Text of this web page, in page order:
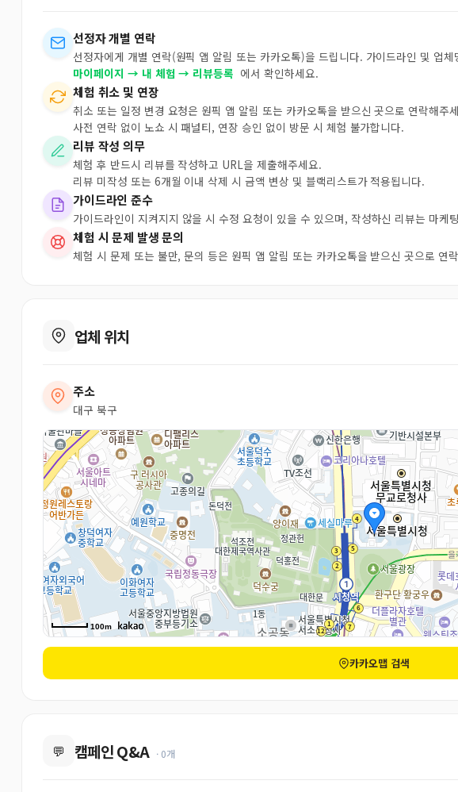
선정자 개별 연락
선정자에게 개별 연락(원픽 앱 알림 또는 카카오톡)을 드립니다. 가이드라인 및 업
마이페이지 → 내 체험 → 리뷰등록 에서 확인하세요.
체험 취소 및 연장
취소 또는 일정 변경 요청은 원픽 앱 알림 또는 카카오톡을 받으신 곳으로 연락해주
사전 연락 없이 노쇼 시 패널티, 연장 승인 없이 방문 시 체험 불가합니다.
리뷰 작성 의무
체험 후 반드시 리뷰를 작성하고 URL을 제출해주세요.
리뷰 미작성 또는 6개월 이내 삭제 시 금액 변상 및 블랙리스트가 적용됩니다.
가이드라인 준수
가이드라인이 지켜지지 않을 시 수정 요청이 있을 수 있으며, 작성하신 리뷰는 마케
체험 시 문제 발생 문의
체험 시 문제 또는 불만, 문의 등은 원픽 앱 알림 또는 카카오톡을 받으신 곳으로 연
업체 위치
주소
대구 북구
100m
카카오맵 검색
💬 캠페인 Q&A · 0개